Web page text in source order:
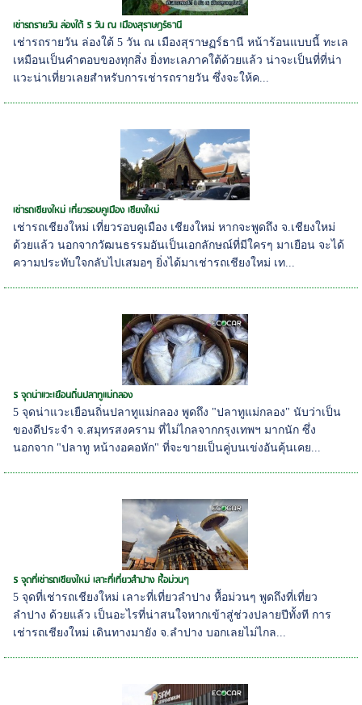
เช่ารถรายวัน ล่องใต้ 5 วัน ณ เมืองสุราษฏร์ธานี
เช่ารถรายวัน ล่องใต้ 5 วัน ณ เมืองสุราษฏร์ธานี หน้าร้อนแบบนี้ ทะเล
เหมือนเป็นคำตอบของทุกสิ่ง ยิ่งทะเลภาคใต้ด้วยแล้ว น่าจะเป็นที่ที่น่า
แวะน่าเที่ยวเลยสำหรับการเช่ารถรายวัน ซึ่งจะให้ค...
เช่ารถเชียงใหม่ เที่ยวรอบคูเมือง เชียงใหม่
เช่ารถเชียงใหม่ เที่ยวรอบคูเมือง เชียงใหม่ หากจะพูดถึง จ.เชียงใหม่
ด้วยแล้ว นอกจากวัฒนธรรมอันเป็นเอกลักษณ์ที่มีใครๆ มาเยือน จะได้
ความประทับใจกลับไปเสมอๆ ยิ่งได้มาเช่ารถเชียงใหม่ เท...
5 จุดน่าแวะเยือนถิ่นปลาทูแม่กลอง
5 จุดน่าแวะเยือนถิ่นปลาทูแม่กลอง พูดถึง "ปลาทูแม่กลอง" นับว่าเป็น
ของดีประจำ จ.สมุทรสงคราม ที่ไม่ไกลจากกรุงเทพฯ มากนัก ซึ่ง
นอกจาก "ปลาทู หน้างอคอหัก" ที่จะขายเป็นคู่บนเข่งอันคุ้นเคย...
5 จุดที่เช่ารถเชียงใหม่ เลาะที่เที่ยวลำปาง หื้อม่วนๆ
5 จุดที่เช่ารถเชียงใหม่ เลาะที่เที่ยวลำปาง หื้อม่วนๆ พูดถึงที่เที่ยว
ลำปาง ด้วยแล้ว เป็นอะไรที่น่าสนใจหากเข้าสู่ช่วงปลายปีทั้งที การ
เช่ารถเชียงใหม่ เดินทางมายัง จ.ลำปาง บอกเลยไม่ไกล...